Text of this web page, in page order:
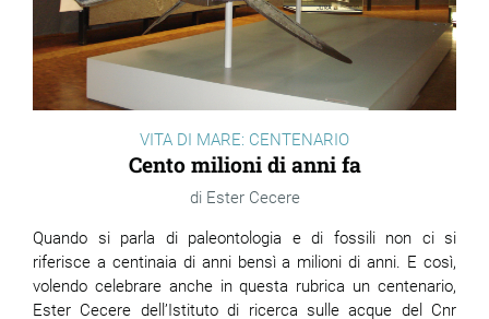
VITA DI MARE: CENTENARIO
Cento milioni di anni fa
Ester Cecere
Quando si parla di paleontologia e di fossili non ci si
riferisce a centinaia di anni bensì a milioni di anni. E così,
volendo celebrare anche in questa rubrica un centenario,
Ester Cecere dell’Istituto di ricerca sulle acque del Cnr